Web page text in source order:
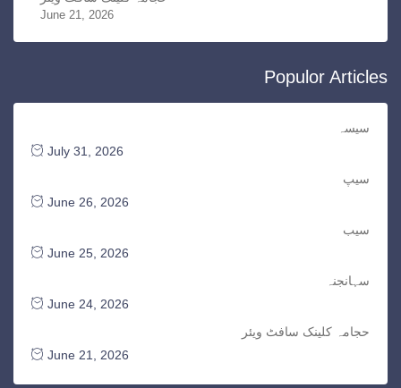
June 21, 2026
Populor Articles
سیسہ
July 31, 2026
سیپ
June 26, 2026
سیب
June 25, 2026
سہانجنہ
June 24, 2026
حجامہ کلینک سافٹ ویئر
June 21, 2026